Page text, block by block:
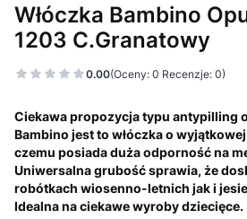
Włóczka Bambino
1203 C.Granatowy
0.00(Oceny: 0 Recenzje: 0)
Ciekawa propozycja typu antypilling
Bambino jest to włóczka o
czemu posiada duża odporność na
Uniwersalna grubość sprawia, że
robótkach wiosenno-letnich jak i
Idealna na ciekawe wyroby dziecięce.